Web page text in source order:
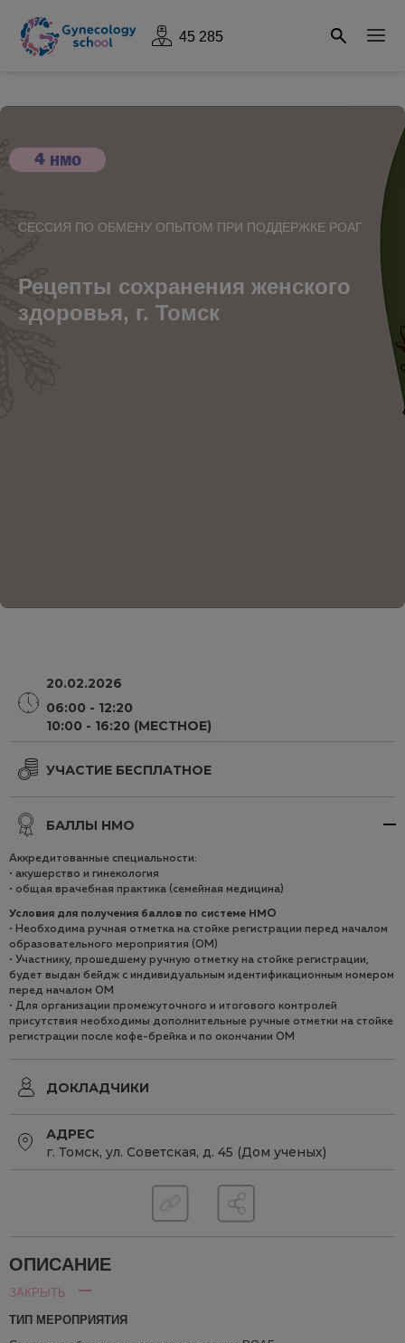
45 285
СЕССИЯ ПО ОБМЕНУ ОПЫТОМ ПРИ ПОДДЕРЖКЕ РОАГ
4 НМО
Рецепты сохранения женского
здоровья, г. Томск
20.02.2026
06:00 - 12:20
10:00 - 16:20 (МЕСТНОЕ)
УЧАСТИЕ БЕСПЛАТНОЕ
БАЛЛЫ НМО
Аккредитованные специальности:
• акушерство и гинекология
• общая врачебная практика (семейная медицина)
Условия для получения баллов по системе НМO
• Необходима ручная отметка на стойке регистрации перед началом
образовательного мероприятия (ОМ)
• Участнику, прошедшему ручную отметку на стойке регистрации,
будет выдан бейдж с индивидуальным идентификационным номером
перед началом ОМ
• Для организации промежуточного и итогового контролей
присутствия необходимы дополнительные ручные отметки на стойке
регистрации после кофе-брейка и по окончании ОМ
ДОКЛАДЧИКИ
АДРЕС
г. Томск, ул. Советская, д. 45 (Дом ученых)
ОПИСАНИЕ
ЗАКРЫТЬ
ТИП МЕРОПРИЯТИЯ